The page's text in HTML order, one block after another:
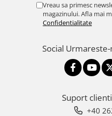
Vreau sa primesc
magazinului. Afla mai
Confidentialitate
Social Urmareste-
Suport clienti
+40